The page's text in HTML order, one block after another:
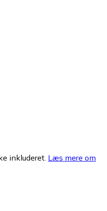
inkluderet. Læs mere om